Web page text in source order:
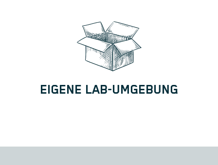
EIGENE LAB-UMGEBUNG